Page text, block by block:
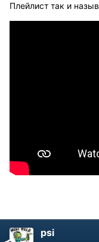
Плейлист так и
psi